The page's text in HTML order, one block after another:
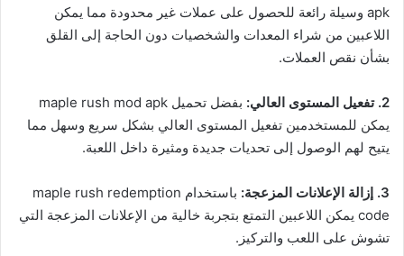
apk وسيلة رائعة للحصول على عملات غير محدودة مما يمكن
اللاعبين من شراء المعدات والشخصيات دون الحاجة إلى القلق
بشأن نقص العملات.
2. تفعيل المستوى العالي:
بفضل تحميل maple rush mod apk
يمكن للمستخدمين تفعيل المستوى العالي بشكل سريع وسهل مما
يتيح لهم الوصول إلى تحديات جديدة ومثيرة داخل اللعبة.
3. إزالة الإعلانات المزعجة:
باستخدام maple rush redemption
code يمكن اللاعبين التمتع بتجربة خالية من الإعلانات المزعجة التي
تشوش على اللعب والتركيز.